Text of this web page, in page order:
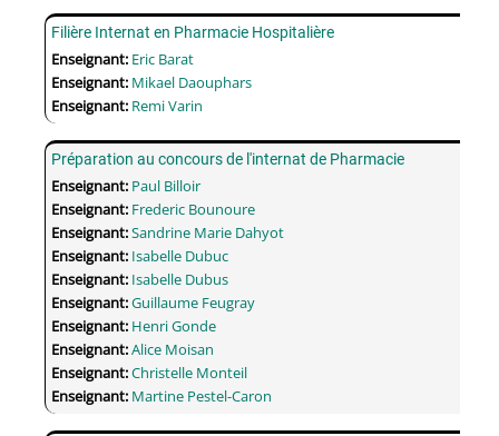
Filière Internat en Pharmacie Hospitalière
Enseignant: Eric Barat
Enseignant: Mikael Daouphars
Enseignant: Remi Varin
Préparation au concours de l'internat de Pharmacie
Enseignant: Paul Billoir
Enseignant: Frederic Bounoure
Enseignant:Sandrine Marie Dahyot
Enseignant: Isabelle Dubuc
Enseignant: Isabelle Dubus
Enseignant:Guillaume Feugray
Enseignant: Henri Gonde
Enseignant:Alice Moisan
Enseignant:Christelle Monteil
Enseignant: Martine Pestel-Caron